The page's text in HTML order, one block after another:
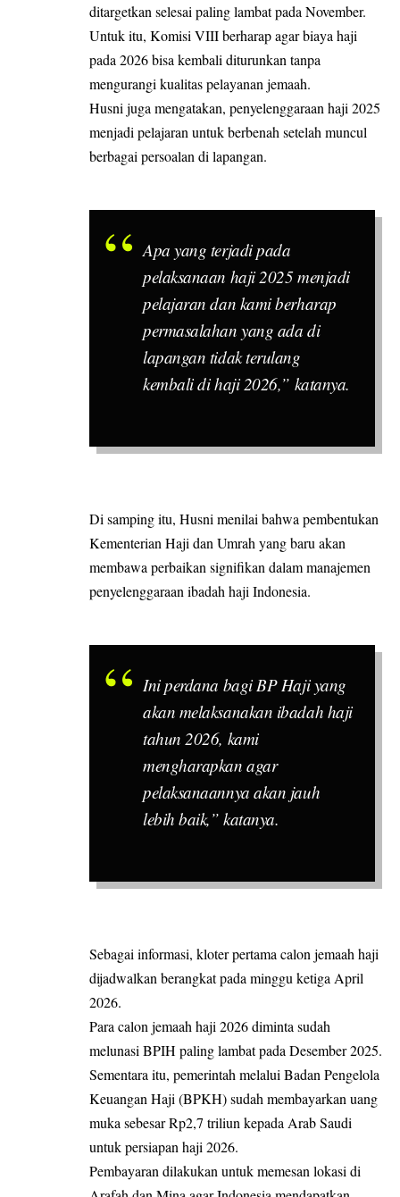
ditargetkan selesai paling lambat pada November.
Untuk itu, Komisi VIII berharap agar biaya haji
pada 2026 bisa kembali diturunkan tanpa
mengurangi kualitas pelayanan jemaah.
Husni juga mengatakan, penyelenggaraan haji 2025
menjadi pelajaran untuk berbenah setelah muncul
berbagai persoalan di lapangan.
Apa yang terjadi pada
pelaksanaan haji 2025 menjadi
pelajaran dan kami berharap
permasalahan yang ada di
lapangan tidak terulang
kembali di haji 2026,” katanya.
Di samping itu, Husni menilai bahwa pembentukan
Kementerian Haji dan Umrah yang baru akan
membawa perbaikan signifikan dalam manajemen
penyelenggaraan ibadah haji Indonesia.
Ini perdana bagi BP Haji yang
akan melaksanakan ibadah haji
tahun 2026, kami
mengharapkan agar
pelaksanaannya akan jauh
lebih baik,” katanya.
Sebagai informasi, kloter pertama calon jemaah haji
dijadwalkan berangkat pada minggu ketiga April
2026.
Para calon jemaah haji 2026 diminta sudah
melunasi BPIH paling lambat pada Desember 2025.
Sementara itu, pemerintah melalui Badan Pengelola
Keuangan Haji (BPKH) sudah membayarkan uang
muka sebesar Rp2,7 triliun kepada Arab Saudi
untuk persiapan haji 2026.
Pembayaran dilakukan untuk memesan lokasi di